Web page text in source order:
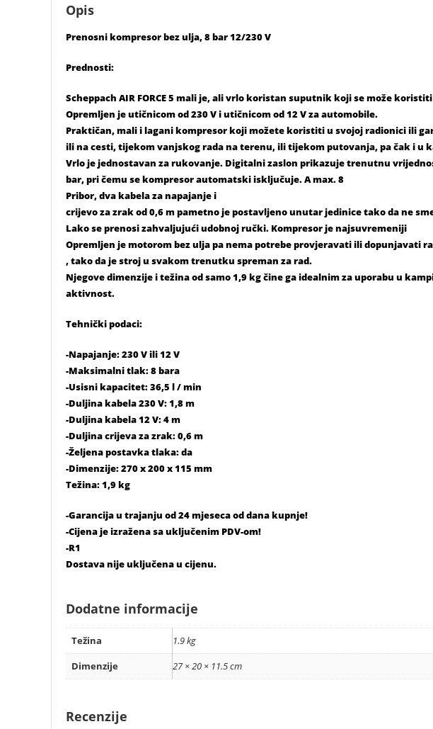
Opis
Prenosni kompresor bez ulja, 8 bar 12/230 V
Prednosti:
Scheppach AIR FORCE 5 mali je, ali vrlo koristan suputnik koji se može
Opremljen je utičnicom od 230 V i utičnicom od 12 V za automobile.
Praktičan, mali i lagani kompresor koji možete koristiti u svojoj radionici ili
ili na cesti, tijekom vanjskog rada na terenu, ili tijekom putovanja, pa čak i u
Vrlo je jednostavan za rukovanje. Digitalni zaslon prikazuje trenutnu
bar, pri čemu se kompresor automatski isključuje. A max. 8
Pribor, dva kabela za napajanje i
crijevo za zrak od 0,6 m pametno je postavljeno unutar jedinice tako da ne
Lako se prenosi zahvaljujući udobnoj ručki. Kompresor je najsuvremeniji
Opremljen je motorom bez ulja pa nema potrebe provjeravati ili dopunjavati
, tako da je stroj u svakom trenutku spreman za rad.
Njegove dimenzije i težina od samo 1,9 kg čine ga idealnim za uporabu u
aktivnost.
Tehnički podaci:
-Napajanje: 230 V ili 12 V
-Maksimalni tlak: 8 bara
-Usisni kapacitet: 36,5 l / min
-Duljina kabela 230 V: 1,8 m
-Duljina kabela 12 V: 4 m
-Duljina crijeva za zrak: 0,6 m
-Željena postavka tlaka: da
-Dimenzije: 270 x 200 x 115 mm
Težina: 1,9 kg
-Garancija u trajanju od 24 mjeseca od dana kupnje!
-Cijena je izražena sa uključenim PDV-om!
-R1
Dostava nije uključena u cijenu.
Dodatne informacije
Težina
1.9 kg
Dimenzije
27 × 20 × 11.5 cm
Recenzije